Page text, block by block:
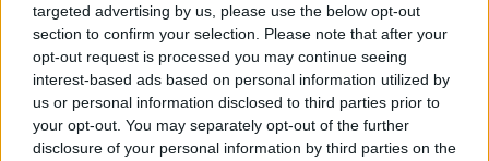
targeted advertising by us, please use the below opt-out
section to confirm your selection. Please note that after your
opt-out request is processed you may continue seeing
interest-based ads based on personal information utilized by
us or personal information disclosed to third parties prior to
your opt-out. You may separately opt-out of the further
disclosure of your personal information by third parties on the